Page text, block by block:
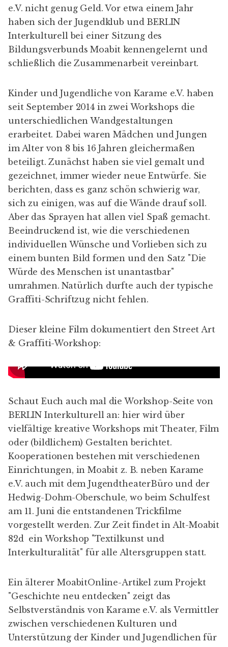
e.V. nicht genug Geld. Vor etwa einem Jahr
haben sich der Jugendklub und BERLIN
Interkulturell bei einer Sitzung des
Bildungsverbunds Moabit kennengelernt und
schließlich die Zusammenarbeit vereinbart.
Kinder und Jugendliche von Karame e.V. haben
seit September 2014 in zwei Workshops die
unterschiedlichen Wandgestaltungen
erarbeitet. Dabei waren Mädchen und Jungen
im Alter von 8 bis 16 Jahren gleichermaßen
beteiligt. Zunächst haben sie viel gemalt und
gezeichnet, immer wieder neue Entwürfe. Sie
berichten, dass es ganz schön schwierig war,
sich zu einigen, was auf die Wände drauf soll.
Aber das Sprayen hat allen viel Spaß gemacht.
Beeindruckend ist, wie die verschiedenen
individuellen Wünsche und Vorlieben sich zu
einem bunten Bild formen und den Satz "Die
Würde des Menschen ist unantastbar"
umrahmen. Natürlich durfte auch der typische
Graffiti-Schriftzug nicht fehlen.
Dieser kleine Film dokumentiert den Street Art
& Graffiti-Workshop:
Schaut Euch auch mal die Workshop-Seite von
BERLIN Interkulturell an: hier wird über
vielfältige kreative Workshops mit Theater, Film
oder (bildlichem) Gestalten berichtet.
Kooperationen bestehen mit verschiedenen
Einrichtungen, in Moabit z. B. neben Karame
e.V. auch mit demJugendtheaterBüro und der
Hedwig-Dohm-Oberschule, wo beim Schulfest
am 11. Juni die entstandenen Trickfilme
vorgestellt werden. Zur Zeit findet in Alt-Moabit
82d ein Workshop "Textilkunst und
Interkulturalität" für alle Altersgruppen statt.
Ein älterer MoabitOnline-Artikel zum Projekt
"Geschichte neu entdecken" zeigt das
Selbstverständnis von Karame e.V. als Vermittler
zwischen verschiedenen Kulturen und
Unterstützung der Kinder und Jugendlichen für